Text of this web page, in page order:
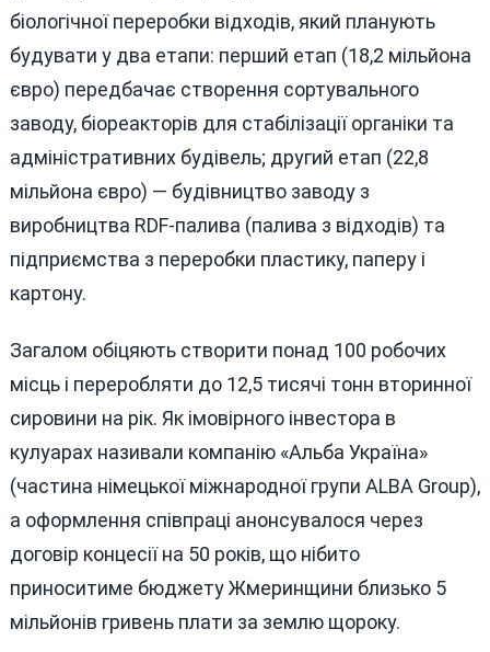
біологічної переробки відходів, який планують
будувати у два етапи: перший етап (18,2 мільйона
євро) передбачає створення сортувального
заводу, біореакторів для стабілізації органіки та
адміністративних будівель; другий етап (22,8
мільйона євро) — будівництво заводу з
виробництва RDF-палива (палива з відходів) та
підприємства з переробки пластику, паперу і
картону.
Загалом обіцяють створити понад 100 робочих
місць і переробляти до 12,5 тисячі тонн вторинної
сировини на рік. Як імовірного інвестора в
кулуарах називали компанію «Альба Україна»
(частина німецької міжнародної групи ALBA Group),
а оформлення співпраці анонсувалося через
договір концесії на 50 років, що нібито
приноситиме бюджету Жмеринщини близько 5
мільйонів гривень плати за землю щороку.